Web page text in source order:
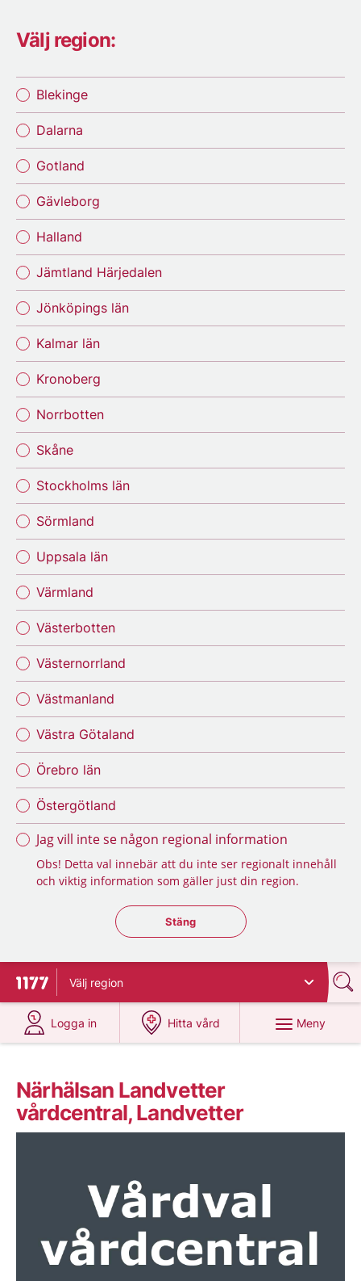
Välj region:
Blekinge
Dalarna
Gotland
Gävleborg
Halland
Jämtland Härjedalen
Jönköpings län
Kalmar län
Kronoberg
Norrbotten
Skåne
Stockholms län
Sörmland
Uppsala län
Värmland
Västerbotten
Västernorrland
Västmanland
Västra Götaland
Örebro län
Östergötland
Jag vill inte se någon regional information
Obs! Detta val innebär att du inte ser regionalt innehåll
och viktig information som gäller just din region.
Stäng regionsväljaren
Stäng
Till startsidan för 1177
Välj region
Logga in
på 1177.se
Hitta vård
på 1177.se
Meny
Närhälsan Landvetter
vårdcentral, Landvetter